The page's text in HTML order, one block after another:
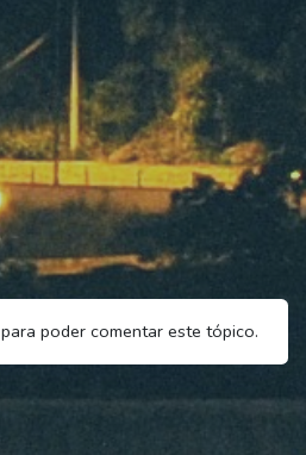
para poder comentar este tópico.